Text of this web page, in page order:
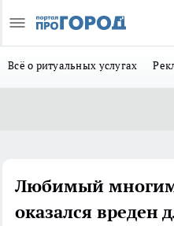
Всё о ритуальных услугах
Любимый
оказался вреден